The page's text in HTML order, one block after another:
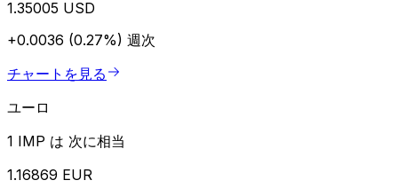
1.35005 USD
+0.0036 (0.27%) 週次
チャートを見る
ユーロ
1 IMP は 次に相当
1.16869 EUR